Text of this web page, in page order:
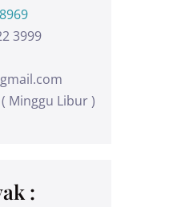
3999
Minggu Libur )
: